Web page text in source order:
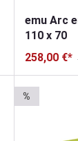
emu Arc
110 x 70
258,00 €*
%